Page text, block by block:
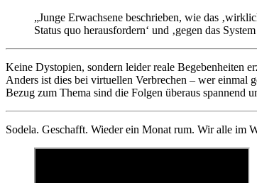
„Junge Erwachsene beschrieben, wie das
Status quo herausfordern‘ und ‚gegen das
Keine Dystopien, sondern leider reale Begebenheiten
Anders ist dies bei virtuellen Verbrechen – wer einmal
Bezug zum Thema sind die Folgen überaus spannend
Sodela. Geschafft. Wieder ein Monat rum. Wir alle im